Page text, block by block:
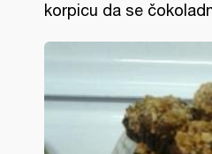
korpicu da se